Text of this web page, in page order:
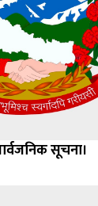
सूचना।